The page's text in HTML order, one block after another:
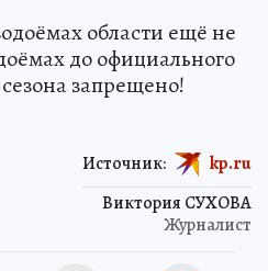
области ещё не
до официального
запрещено!
Виктория СУХОВА
Журналист
Источник: kp.ru